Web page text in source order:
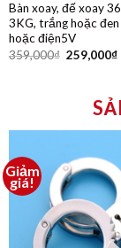
Bàn xoay, đế xoay
3KG, trắng hoặc đen
hoặc điện5V
359,000₫ 259,000₫
Giảm
giá!